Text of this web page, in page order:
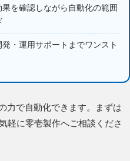
を確認しながら自動化の範囲
・運用サポートまでワンスト
力で自動化できます。まずは
軽に零壱製作へご相談くださ